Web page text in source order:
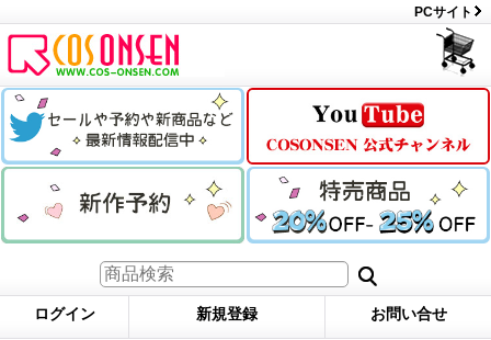
PCサイト
ログイン 新規登録 お問い合せ